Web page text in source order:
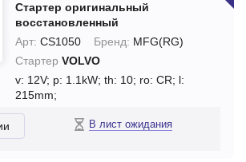
Стартер оригинальный
восстановленный
Арт: CS1050 Бренд: MFG(RG)
Стартер VOLVO
v: 12V; p: 1.1kW; th: 10; ro: CR; l:
215mm;
В лист ожидания